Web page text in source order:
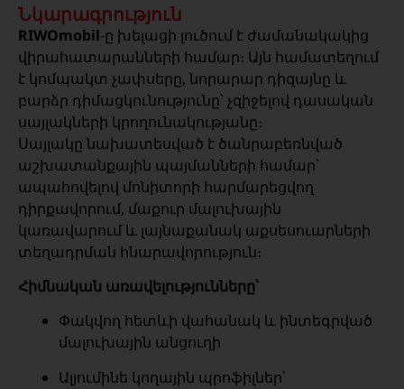
Նկարագրություն
RIWOmobil-ը խելացի լուծում է ժամանակակից
վիրահատարանների համար։ Այն համատեղում
է կոմպակտ չափսերը, նորարար դիզայնը և
բարձր դիմացկունությունը՝ չզիջելով դասական
սայլակների կրողունակությանը։
Սայլակը նախատեսված է ծանրաբեռնված
աշխատանքային պայմանների համար՝
ապահովելով մոնիտորի հարմարեցվող
դիրքավորում, մաքուր մալուխային
կառավարում և լայնաքանակ աքսեսուարների
տեղադրման հնարավորություն։
Հիմնական առավելությունները՝
Փակվող հետևի վահանակ և ինտեգրված
մալուխային անցուղի
Ալյումինե կողային պրոֆիլներ՝